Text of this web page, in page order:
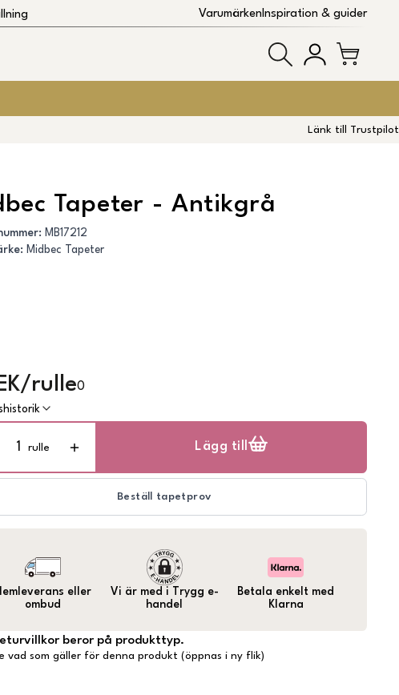
VarumärkenInspiration & guider
Länk till Trustpilot
Tapeter - Antikgrå
: MB17212
: Midbec Tapeter
rulle0
rulle Lägg till
Beställ tapetprov
eller
ombud
Vi är med i Trygg e-
handel
Betala enkelt med
Klarna
beror på produkttyp.
vad som gäller för denna produkt (öppnas i ny flik)